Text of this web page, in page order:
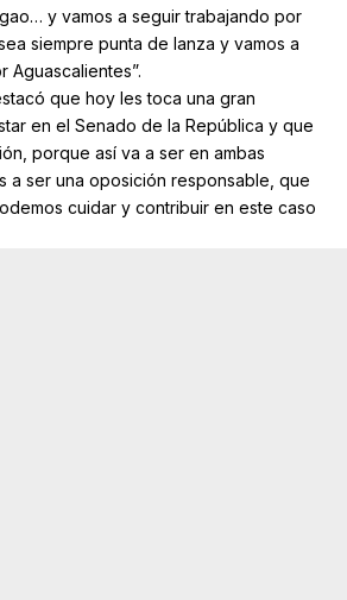
y vamos a seguir trabajando por
siempre punta de lanza y vamos a
Aguascalientes”.
que hoy les toca una gran
en el Senado de la República y que
porque así va a ser en ambas
a ser una oposición responsable, que
cuidar y contribuir en este caso